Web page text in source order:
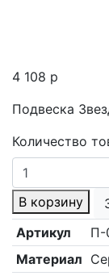
4 108 p
Подвеска
Количество
В корзину
Артикул
П-
Материал